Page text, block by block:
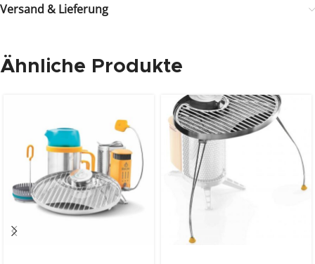
Versand & Lieferung
Ähnliche Produkte